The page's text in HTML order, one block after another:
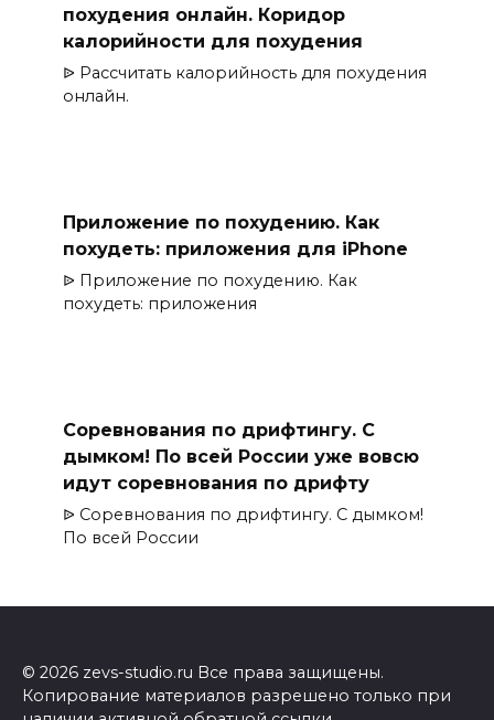
похудения онлайн. Коридор
калорийности для похудения
ᐉ Рассчитать калорийность для похудения
онлайн.
Приложение по похудению. Как
похудеть: приложения для iPhone
ᐉ Приложение по похудению. Как
похудеть: приложения
Соревнования по дрифтингу. С
дымком! По всей России уже вовсю
идут соревнования по дрифту
ᐉ Соревнования по дрифтингу. С дымком!
По всей России
© 2026 zevs-studio.ru Все права защищены.
Копирование материалов разрешено только при